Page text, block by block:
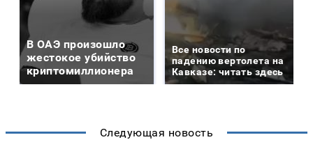
В ОАЭ произошло
жестокое убийство
криптомиллионера
Все новости по
падению вертолета на
Кавказе: читать здесь
Следующая новость